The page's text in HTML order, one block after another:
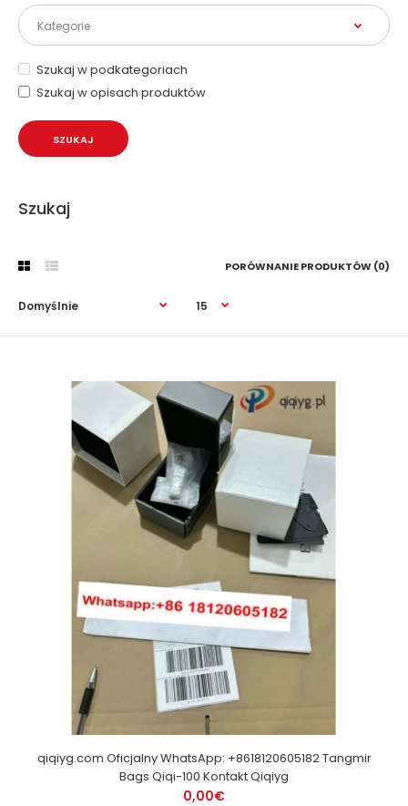
Szukaj w podkategoriach
Szukaj w opisach produktów
Szukaj
PORÓWNANIE PRODUKTÓW (0)
qiqiyg.com Oficjalny WhatsApp: +8618120605182 Tangmir
Bags Qiqi-100 Kontakt Qiqiyg
0,00€